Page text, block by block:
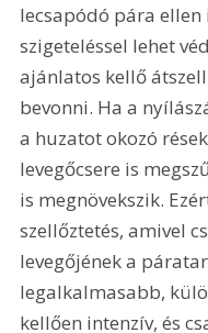
lecsapódó pára
szigeteléssel lehet
ajánlatos kellő
bevonni. Ha a
a huzatot okozó
levegőcsere is
is megnövekszik.
szellőztetés, amivel
levegőjének a
legalkalmasabb,
kellően intenzív, és